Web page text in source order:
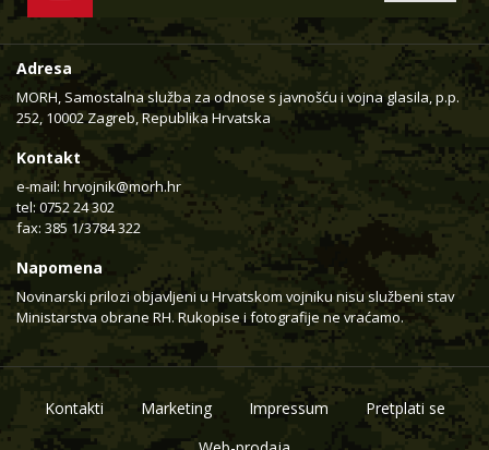
Adresa
MORH, Samostalna služba za odnose s javnošću i vojna glasila, p.p.
252, 10002 Zagreb, Republika Hrvatska
Kontakt
e-mail: hrvojnik@morh.hr
tel: 0752 24 302
fax: 385 1/3784 322
Napomena
Novinarski prilozi objavljeni u Hrvatskom vojniku nisu službeni stav
Ministarstva obrane RH. Rukopise i fotografije ne vraćamo.
Kontakti Marketing Impressum
Pretplati se